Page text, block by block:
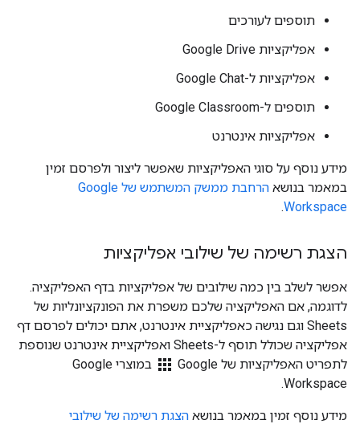
תוספים לעורכים
אפליקציות Google Drive
אפליקציות ל-Google Chat
תוספים ל-Google Classroom
אפליקציות אינטרנט
מידע נוסף על סוגי האפליקציות שאפשר ליצור ולפרסם זמין
במאמר בנושא
הרחבת ממשק המשתמש של Google
Workspace
.
הצגת רשימה של שילובי אפליקציות
אפשר לשלב בין כמה שילובים של אפליקציות בדף האפליקציה.
לדוגמה, אם האפליקציה שלכם משפרת את הפונקציונליות של
Sheets וגם נגישה כאפליקציית אינטרנט, אתם יכולים לפרסם דף
אפליקציה שכולל תוסף ל-Sheets ואפליקציית אינטרנט שנוספת
לתפריט האפליקציות של Google
apps
במוצרי Google
Workspace.
מידע נוסף זמין במאמר בנושא הצגת רשימה של שילובי